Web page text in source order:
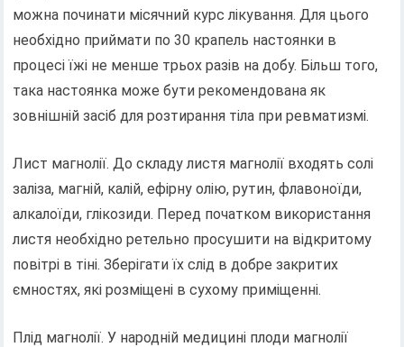
можна починати місячний курс лікування. Для цього
необхідно приймати по 30 крапель настоянки в
процесі їжі не менше трьох разів на добу. Більш того,
така настоянка може бути рекомендована як
зовнішній засіб для розтирання тіла при ревматизмі.
Лист магнолії. До складу листя магнолії входять солі
заліза, магній, калій, ефірну олію, рутин, флавоноїди,
алкалоїди, глікозиди. Перед початком використання
листя необхідно ретельно просушити на відкритому
повітрі в тіні. Зберігати їх слід в добре закритих
ємностях, які розміщені в сухому приміщенні.
Плід магнолії. У народній медицині плоди магнолії